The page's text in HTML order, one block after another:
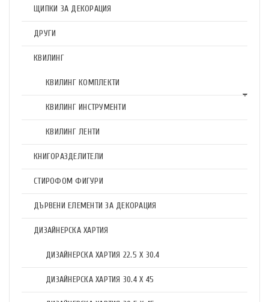
ЩИПКИ ЗА ДЕКОРАЦИЯ
ДРУГИ
КВИЛИНГ
КВИЛИНГ КОМПЛЕКТИ
КВИЛИНГ ИНСТРУМЕНТИ
КВИЛИНГ ЛЕНТИ
КНИГОРАЗДЕЛИТЕЛИ
СТИРОФОМ ФИГУРИ
ДЪРВЕНИ ЕЛЕМЕНТИ ЗА ДЕКОРАЦИЯ
ДИЗАЙНЕРСКА ХАРТИЯ
ДИЗАЙНЕРСКА ХАРТИЯ 22.5 X 30.4
ДИЗАЙНЕРСКА ХАРТИЯ 30.4 X 45